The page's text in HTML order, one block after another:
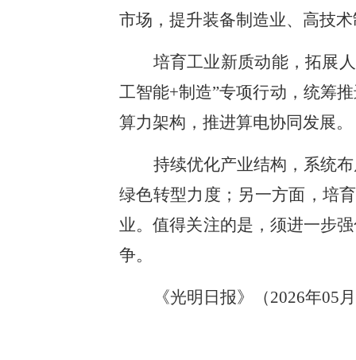
市场，提升装备制造业、高技
培育工业新质动能，拓展
工智能+制造”专项行动，统筹
算力架构，推进算电协同发展。
持续优化产业结构，系统
绿色转型力度；另一方面，培
业。值得关注的是，须进一步
争。
《光明日报》（2026年05